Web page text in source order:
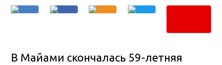
В Майами скончалась 59-летняя